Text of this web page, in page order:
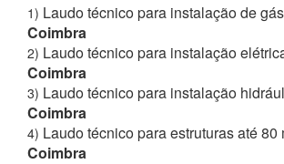
1) Laudo técnico para instalação de gás
Coimbra
2) Laudo técnico para instalação
Coimbra
3) Laudo técnico para instalação
Coimbra
4) Laudo técnico para estruturas até 80
Coimbra